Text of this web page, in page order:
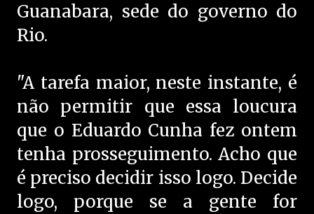
Guanabara, sede do governo do
Rio.
"A tarefa maior, neste instante, é
não permitir que essa loucura
que o Eduardo Cunha fez ontem
tenha prosseguimento. Acho que
é preciso decidir isso logo. Decide
logo, porque se a gente for